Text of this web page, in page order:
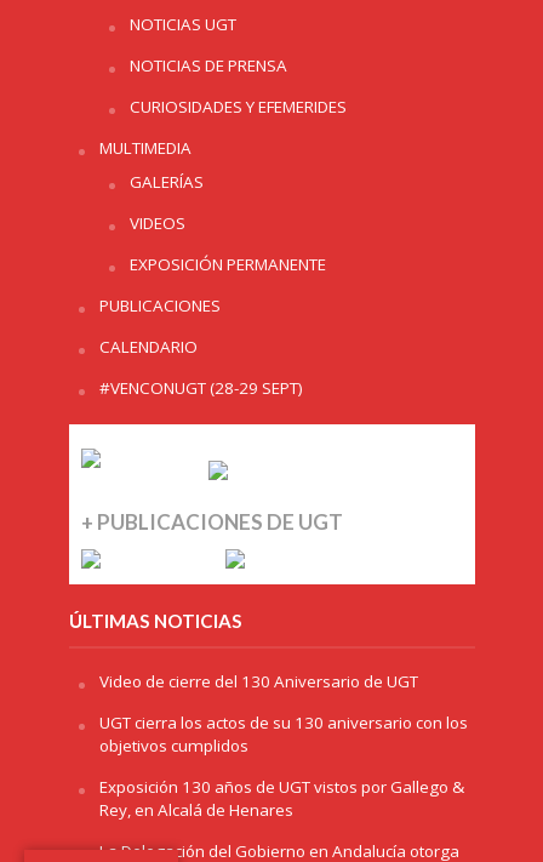
NOTICIAS UGT
NOTICIAS DE PRENSA
CURIOSIDADES Y EFEMERIDES
MULTIMEDIA
GALERÍAS
VIDEOS
EXPOSICIÓN PERMANENTE
PUBLICACIONES
CALENDARIO
#VENCONUGT (28-29 SEPT)
+ PUBLICACIONES DE UGT
ÚLTIMAS NOTICIAS
Video de cierre del 130 Aniversario de UGT
UGT cierra los actos de su 130 aniversario con los
objetivos cumplidos
Exposición 130 años de UGT vistos por Gallego &
Rey, en Alcalá de Henares
La Delegación del Gobierno en Andalucía otorga